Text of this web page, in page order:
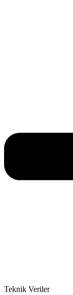
Teknik Veriler